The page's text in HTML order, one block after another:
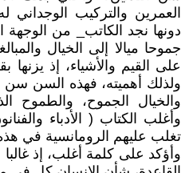
العمرين والتركيب الوجداني
دونها نجد الكاتب_ من الوجهة
جموحا ميالا إلى الخيال
على القيم والأشياء، إذ يزنها
ولذلك أهميته، فهذه السن سن
والخيال الجموح، والطموح
وأغلب الكتاب ( الأدباء
تغلب عليهم الرومانسية في
وأؤكد على كلمة أغلب، إذ